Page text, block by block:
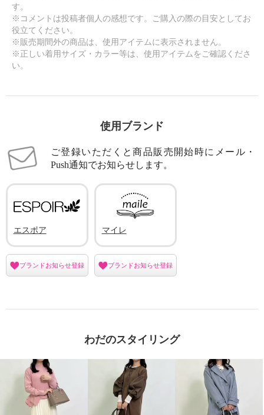
す。
※コメントは投稿者個人の感想です。ご購入の際の目安としてお
役立てください。
※販売期間外の商品は、使用アイテムに表示されません。
※正しい着用サイズ・カラー等は、使用アイテムをご確認くださ
い。
使用ブランド
ご登録いただくと商品販売開始時にメール・
Push通知でお知らせします。
エスポア
ブランドお知らせ登録
マイレ
ブランドお知らせ登録
わだのスタイリング